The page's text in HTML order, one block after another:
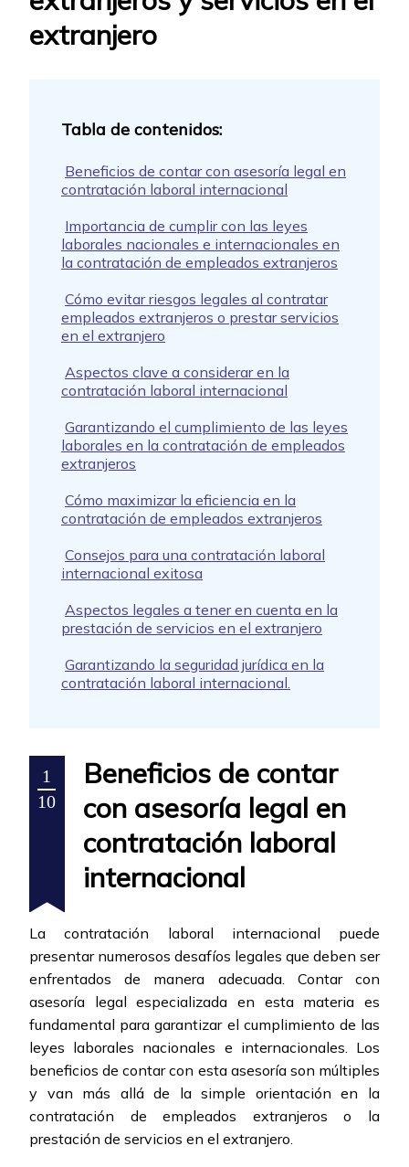
extranjero
Beneficios de contar con asesoría legal en
contratación laboral internacional
Importancia de cumplir con las leyes
laborales nacionales e internacionales en
la contratación de empleados extranjeros
Cómo evitar riesgos legales al contratar
empleados extranjeros o prestar servicios
en el extranjero
Aspectos clave a considerar en la
contratación laboral internacional
Garantizando el cumplimiento de las leyes
laborales en la contratación de empleados
extranjeros
Cómo maximizar la eficiencia en la
contratación de empleados extranjeros
Consejos para una contratación laboral
internacional exitosa
Aspectos legales a tener en cuenta en la
prestación de servicios en el extranjero
Garantizando la seguridad jurídica en la
contratación laboral internacional.
1
10
Beneficios de contar
con asesoría legal en
contratación laboral
internacional
La contratación laboral internacional puede
presentar numerosos desafíos legales que deben ser
enfrentados de manera adecuada. Contar con
asesoría legal especializada en esta materia es
fundamental para garantizar el cumplimiento de las
leyes laborales nacionales e internacionales. Los
beneficios de contar con esta asesoría son múltiples
y van más allá de la simple orientación en la
contratación de empleados extranjeros o la
prestación de servicios en el extranjero.